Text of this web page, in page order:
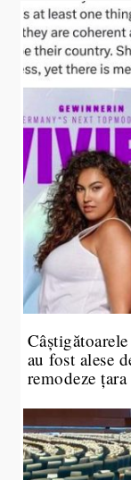
au fost alese
remodeze țara